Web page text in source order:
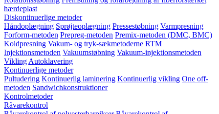
hærdeplast
Diskontinuerlige metoder
Håndoplægning Sprøjteoplægning Pressestøbning Varmpresning
Forform-metoden Prepreg-metoden Premix-metoden (DMC, BMC)
Koldpresning Vakum- og tryk-sækmetoderne RTM
Injektionsmetoden Vakuumstøbning Vakuum-injektionsmetoden
Vikling Autoklavering
Kontinuerlige metoder
Pultudering Kontinuerlig laminering Kontinuerlig vikling One off-
metoden Sandwichkonstruktioner
Kontrolmetoder
Råvarekontrol